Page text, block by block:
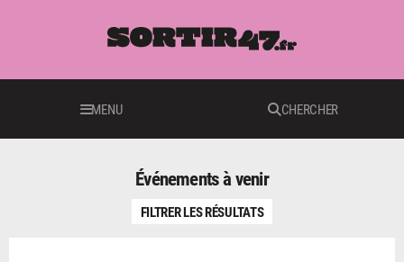
MENU CHERCHER
Événements à venir
FILTRER LES RÉSULTATS